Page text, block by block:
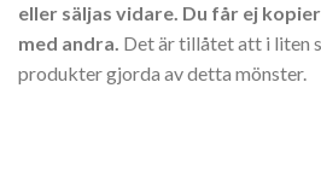
eller säljas vidare. Du får ej
med andra. Det är tillåtet att i liten
produkter gjorda av detta mönster.